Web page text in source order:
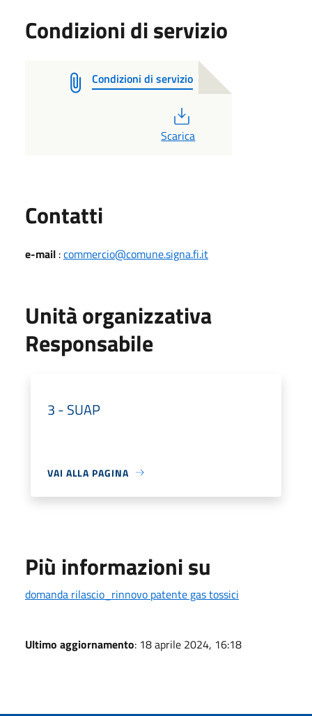
Condizioni di servizio
Condizioni di servizio
Scarica
Contatti
e-mail :commercio@comune.signa.fi.it
Unità organizzativa
Responsabile
3 - SUAP
VAI ALLA PAGINA
Più informazioni su
domanda rilascio_rinnovo patente gas tossici
Ultimo aggiornamento: 18 aprile 2024, 16:18